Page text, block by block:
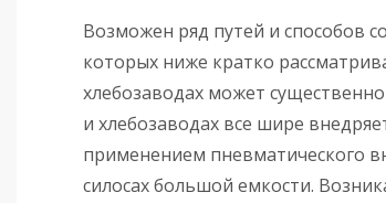
Возможен ряд путей и способов
которых ниже кратко
хлебозаводах может
и хлебозаводах все шире
применением пневматического
силосах большой емкости.